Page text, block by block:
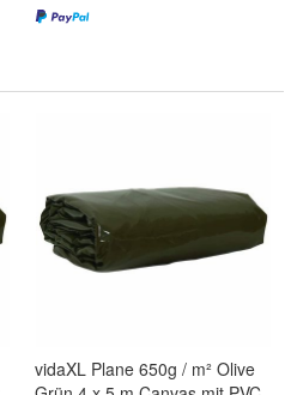
vidaXL Plane 650g / m² Olive